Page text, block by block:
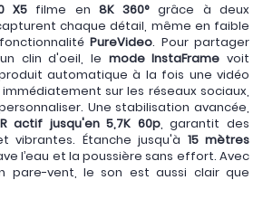
X5filme en 8K 360° grâce à deux
chaque détail, même en faible
PureVideo. Pour partager
clin d'oeil, le mode InstaFrame voit
automatique à la fois une vidéo
sur les réseaux sociaux,
Une stabilisation avancée,
actif jusqu'en 5,7K 60p, garantit des
vibrantes. Étanche jusqu'à 15 mètres
l’eau et la poussière sans effort. Avec
pare-vent, le son est aussi clair que